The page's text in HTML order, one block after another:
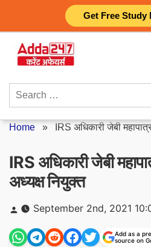
Get Free Study
content
Search
Home » IRS अधिकारी जेबी
IRS अधिकारी जेबी
अध्यक्ष नियुक्त
Posted
by
September 2nd, 2021
Add as a
source on